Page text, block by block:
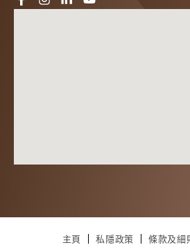
主頁 私隱政策 條款及細